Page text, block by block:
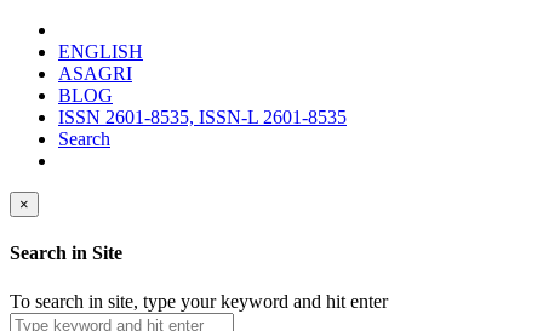
ENGLISH
ASAGRI
BLOG
ISSN 2601-8535, ISSN-L 2601-8535
Search
×
Search in Site
To search in site, type your keyword and hit enter